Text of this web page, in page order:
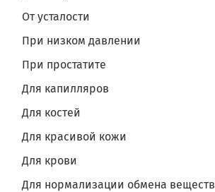
От усталости
При низком давлении
При простатите
Для капилляров
Для костей
Для красивой кожи
Для крови
Для нормализации обмена веществ